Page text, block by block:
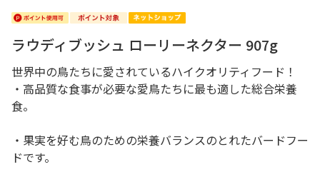
ラウディブッシュ ローリーネクター 907g
世界中の鳥たちに愛されているハイクオリティフード！
・高品質な食事が必要な愛鳥たちに最も適した総合栄養
食。
・果実を好む鳥のための栄養バランスのとれたバードフー
ドです。